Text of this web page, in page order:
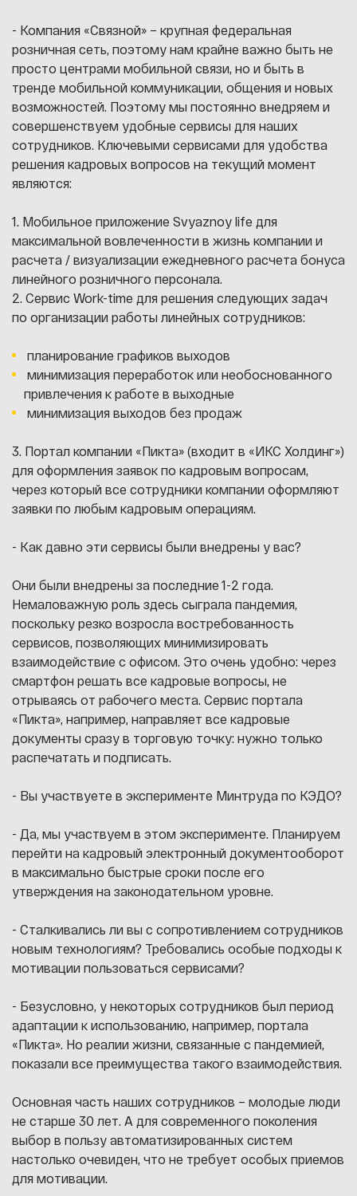
- Компания «Связной» – крупная федеральная
розничная сеть, поэтому нам крайне важно быть не
просто центрами мобильной связи, но и быть в
тренде мобильной коммуникации, общения и новых
возможностей. Поэтому мы постоянно внедряем и
совершенствуем удобные сервисы для наших
сотрудников. Ключевыми сервисами для удобства
решения кадровых вопросов на текущий момент
являются:
1. Мобильное приложение Svyaznoy life для
максимальной вовлеченности в жизнь компании и
расчета / визуализации ежедневного расчета бонуса
линейного розничного персонала.
2. Сервис Work-time для решения следующих задач
по организации работы линейных сотрудников:
планирование графиков выходов
минимизация переработок или необоснованного
привлечения к работе в выходные
минимизация выходов без продаж
3. Портал компании «Пикта» (входит в «ИКС Холдинг»)
для оформления заявок по кадровым вопросам,
через который все сотрудники компании оформляют
заявки по любым кадровым операциям.
- Как давно эти сервисы были внедрены у вас?
Они были внедрены за последние 1-2 года.
Немаловажную роль здесь сыграла пандемия,
поскольку резко возросла востребованность
сервисов, позволяющих минимизировать
взаимодействие с офисом. Это очень удобно: через
смартфон решать все кадровые вопросы, не
отрываясь от рабочего места. Сервис портала
«Пикта», например, направляет все кадровые
документы сразу в торговую точку: нужно только
распечатать и подписать.
- Вы участвуете в эксперименте Минтруда по КЭДО?
- Да, мы участвуем в этом эксперименте. Планируем
перейти на кадровый электронный документооборот
в максимально быстрые сроки после его
утверждения на законодательном уровне.
- Сталкивались ли вы с сопротивлением сотрудников
новым технологиям? Требовались особые подходы к
мотивации пользоваться сервисами?
- Безусловно, у некоторых сотрудников был период
адаптации к использованию, например, портала
«Пикта». Но реалии жизни, связанные с пандемией,
показали все преимущества такого взаимодействия.
Основная часть наших сотрудников – молодые люди
не старше 30 лет. А для современного поколения
выбор в пользу автоматизированных систем
настолько очевиден, что не требует особых приемов
для мотивации.